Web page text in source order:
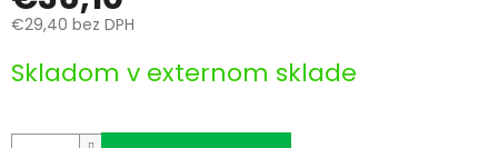
€29,40 bez DPH
cena:
Skladom v externom sklade